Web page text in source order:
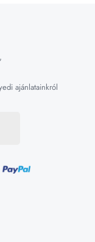
ajánlatainkról